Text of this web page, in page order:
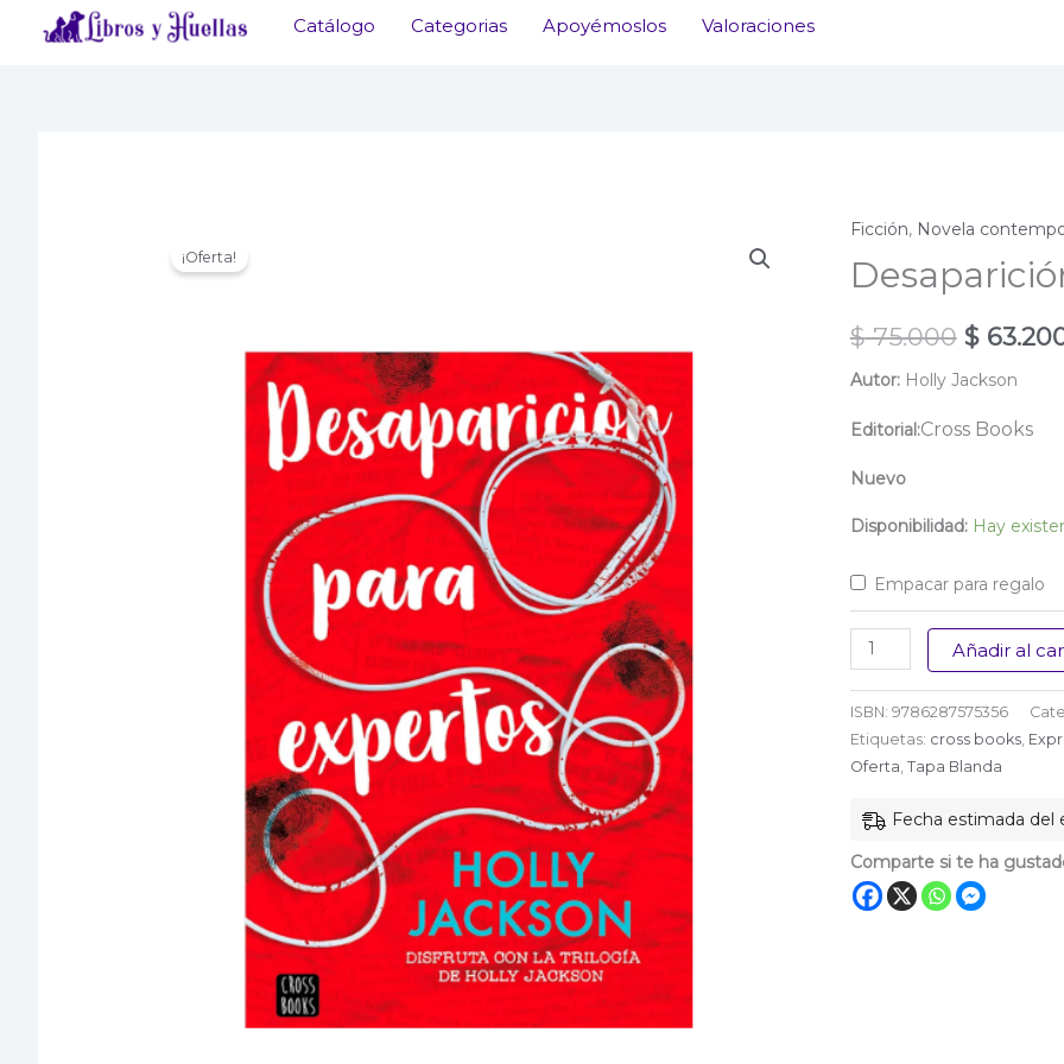
Catálogo Categorias Apoyémoslos Valoraciones
¡Oferta!
Ficción, Novela
$75.000 El
precio
original
$
$
Autor: Holly Jackson
Editorial:Cross Books
Nuevo
Disponibilidad: Hay
Empacar para regalo
Desaparición
para
expertos
cantidad
Añadir al
ISBN: 9786287575356
Etiquetas: cross books,
Oferta, Tapa Blanda
Fecha estimada del
Comparte si te ha